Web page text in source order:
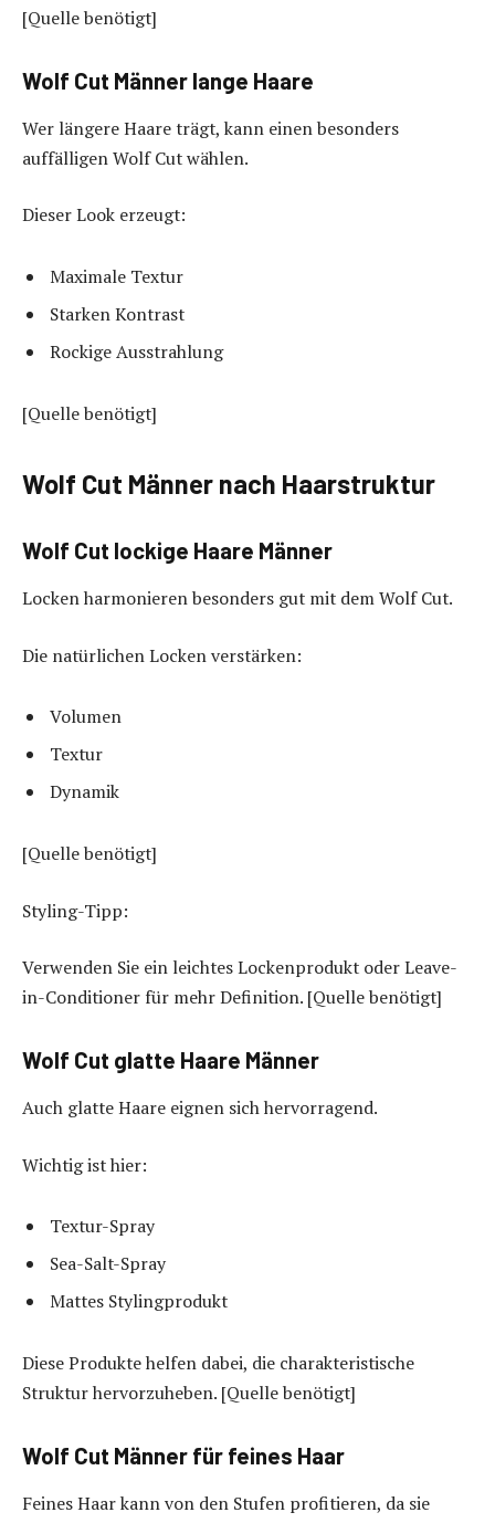
[Quelle benötigt]
Wolf Cut Männer lange Haare
Wer längere Haare trägt, kann einen besonders
auffälligen Wolf Cut wählen.
Dieser Look erzeugt:
Maximale Textur
Starken Kontrast
Rockige Ausstrahlung
[Quelle benötigt]
Wolf Cut Männer nach Haarstruktur
Wolf Cut lockige Haare Männer
Locken harmonieren besonders gut mit dem Wolf Cut.
Die natürlichen Locken verstärken:
Volumen
Textur
Dynamik
[Quelle benötigt]
Styling-Tipp:
Verwenden Sie ein leichtes Lockenprodukt oder Leave-
in-Conditioner für mehr Definition. [Quelle benötigt]
Wolf Cut glatte Haare Männer
Auch glatte Haare eignen sich hervorragend.
Wichtig ist hier:
Textur-Spray
Sea-Salt-Spray
Mattes Stylingprodukt
Diese Produkte helfen dabei, die charakteristische
Struktur hervorzuheben. [Quelle benötigt]
Wolf Cut Männer für feines Haar
Feines Haar kann von den Stufen profitieren, da sie